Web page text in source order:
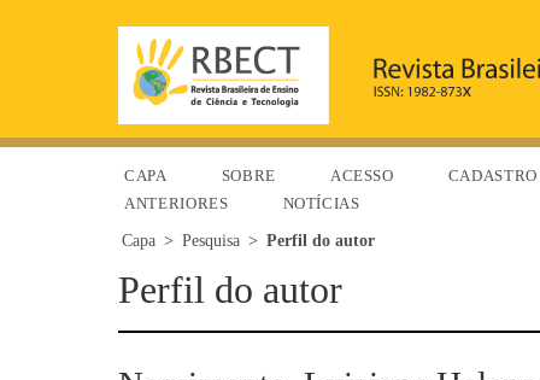
CAPA SOBRE ACESSO
CADASTRO
ANTERIORES
NOTÍCIAS
Capa > Pesquisa > Perfil do autor
Perfil do autor